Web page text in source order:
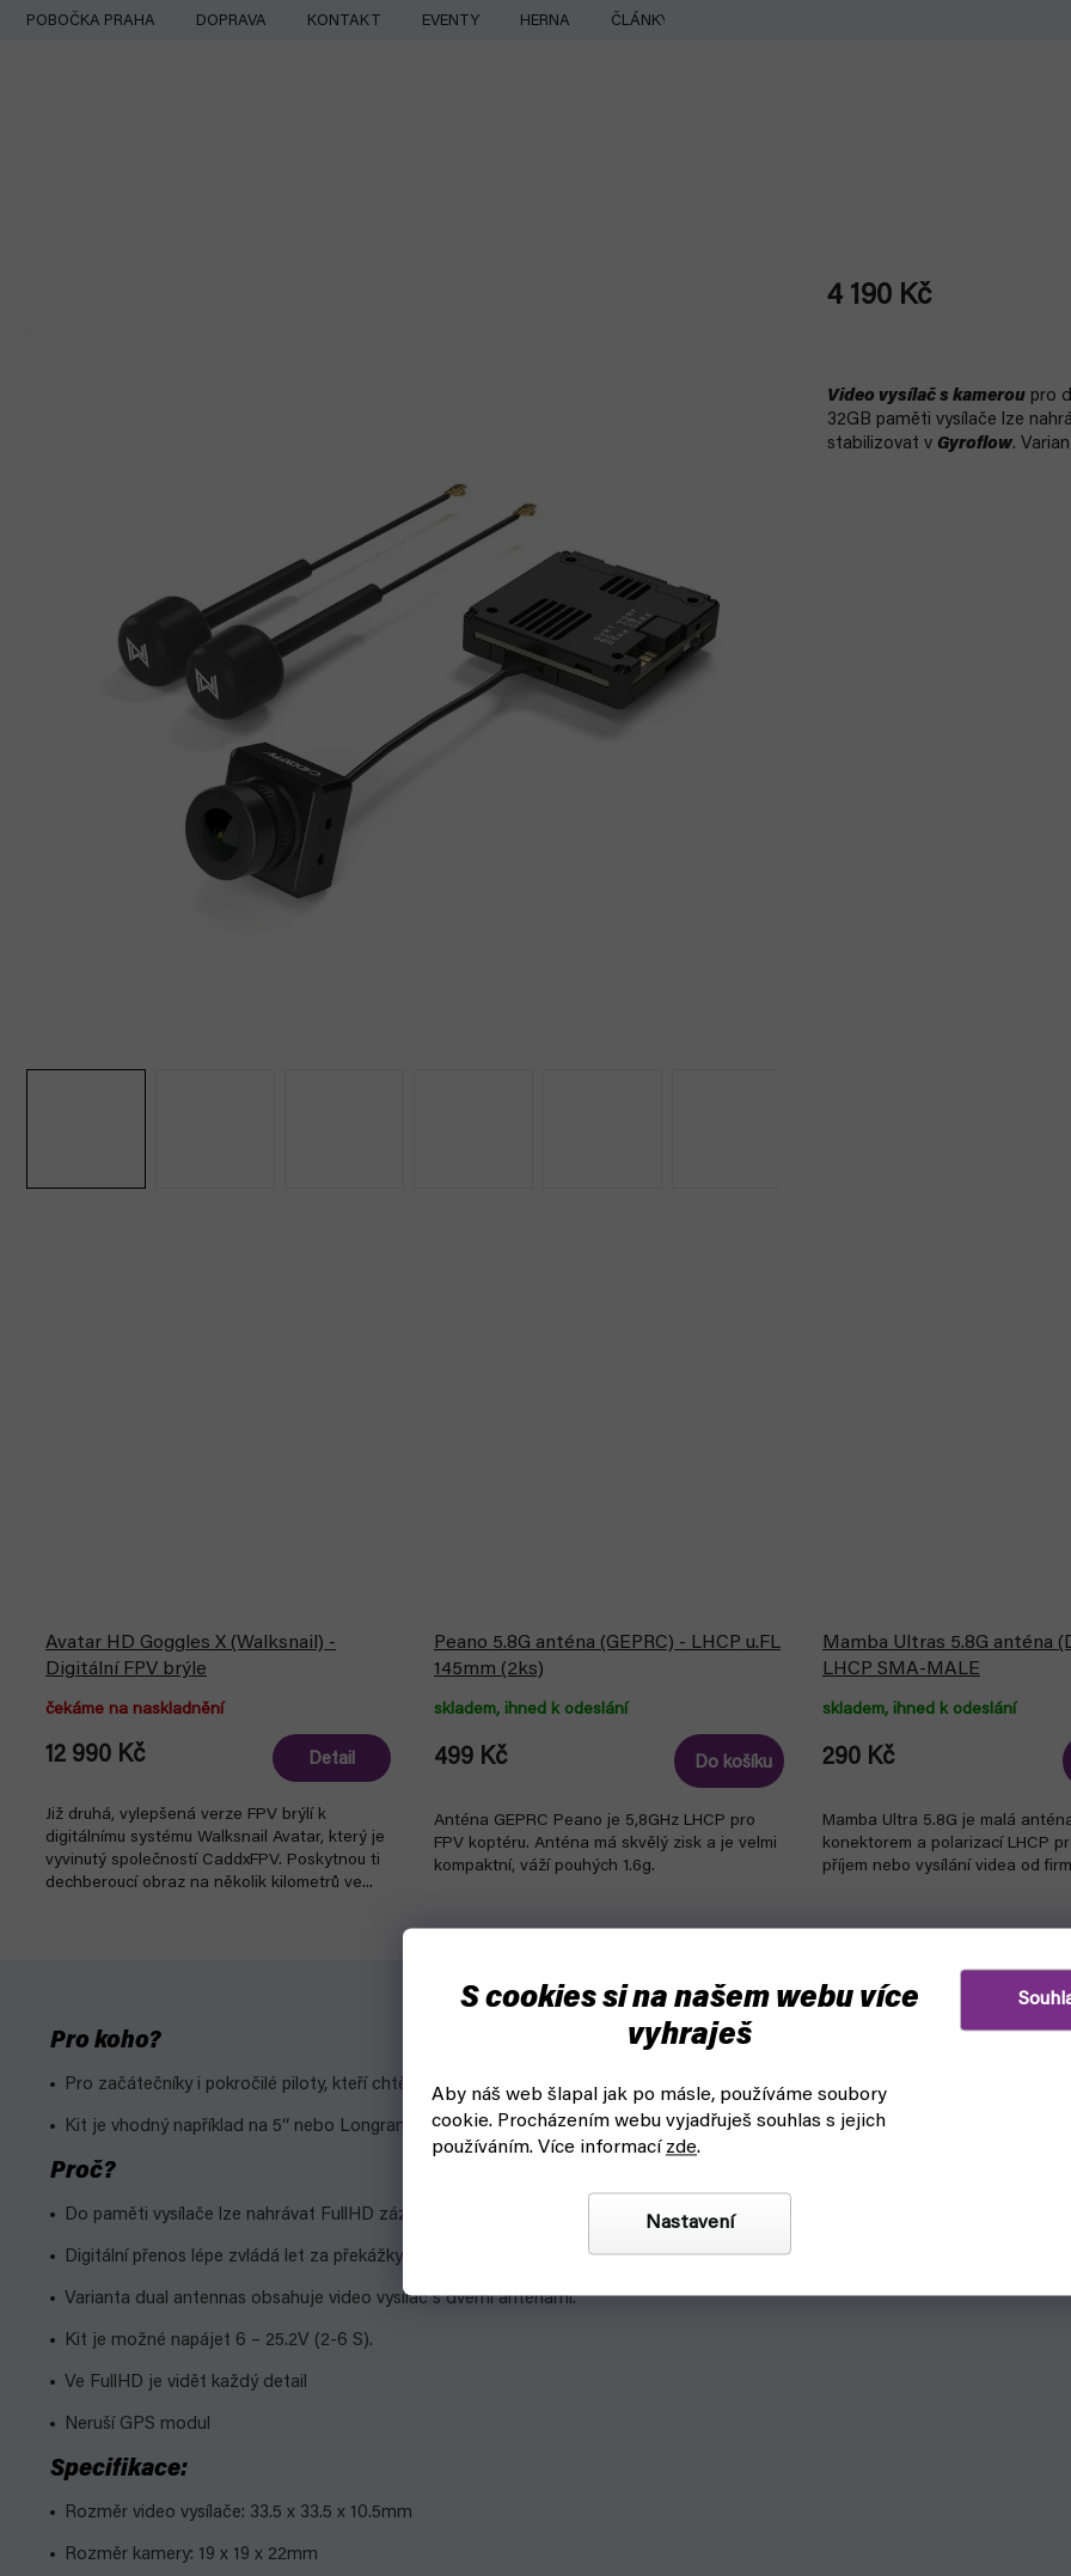
S cookies si na našem webu více
vyhraješ
Aby náš web šlapal jak po másle, používáme soubory
cookie. Procházením webu vyjadřuješ souhlas s jejich
používáním. Více informací zde.
Nastavení
Přejít
POBOČKA PRAHA DOPRAVA KONTAKT EVENTY HERNA ČLÁNKY
4 190 Kč
Video vysílač s kamerou pro
32GB paměti vysílače lze
stabilizovat v Gyroflow.
Avatar HD Goggles X (Walksnail) -
Digitální FPV brýle
čekáme na naskladnění
12 990 Kč Detail
Již druhá, vylepšená verze FPV brýlí k
digitálnímu systému Walksnail Avatar, který je
vyvinutý společností CaddxFPV. Poskytnou ti
dechberoucí obraz na několik kilometrů ve...
Peano 5.8G anténa (GEPRC) - LHCP u.FL
145mm (2ks)
skladem, ihned k odeslání
499 Kč Do košíku
Anténa GEPRC Peano je 5,8GHz LHCP pro
FPV koptéru. Anténa má skvělý zisk a je velmi
kompaktní, váží pouhých 1.6g.
Mamba Ultras 5.8G anténa
LHCP SMA-MALE
skladem, ihned k odeslání
290 Kč
Mamba Ultra 5.8G je malá
konektorem a polarizací LHCP
příjem nebo vysílání videa od
Pro koho?
Pro začátečníky i pokročilé piloty, kteří chtějí vstoupit do světa FPV s vysokým rozlišením.
Kit je vhodný například na 5‘‘ nebo Longrange stroje
Proč?
Do paměti vysílače lze nahrávat FullHD záznamy s gyrodaty a následně je možné záběry stabilizovat v Gyroflow.
Digitální přenos lépe zvládá let za překážky
Varianta dual antennas obsahuje video vysílač s dvěmi anténami.
Kit je možné napájet 6 – 25.2V (2-6 S).
Ve FullHD je vidět každý detail
Neruší GPS modul
Specifikace:
Rozměr video vysílače: 33.5 x 33.5 x 10.5mm
Rozměr kamery: 19 x 19 x 22mm